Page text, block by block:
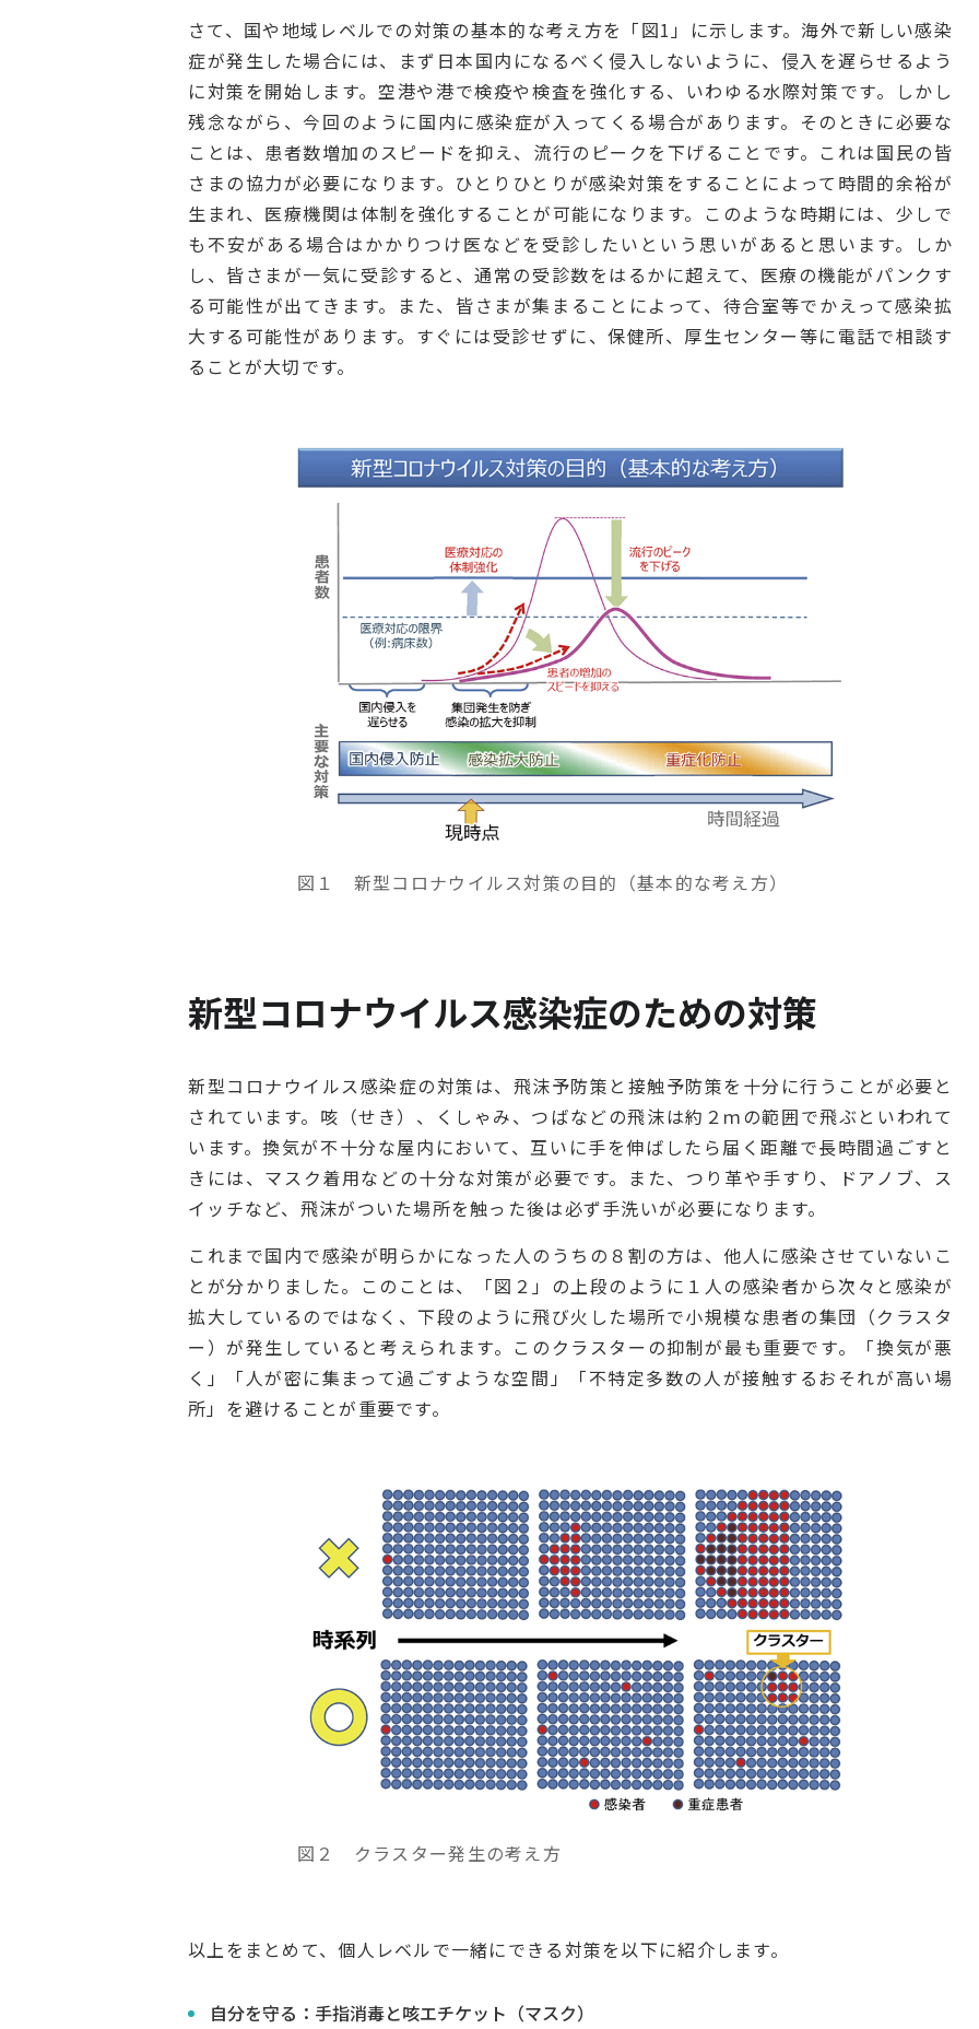
さて、国や地域レベルでの対策の基本的な考え方を「図1」に示します。海外で新しい感染
症が発生した場合には、まず日本国内になるべく侵入しないように、侵入を遅らせるよう
に対策を開始します。空港や港で検疫や検査を強化する、いわゆる水際対策です。しかし
残念ながら、今回のように国内に感染症が入ってくる場合があります。そのときに必要な
ことは、患者数増加のスピードを抑え、流行のピークを下げることです。これは国民の皆
さまの協力が必要になります。ひとりひとりが感染対策をすることによって時間的余裕が
生まれ、医療機関は体制を強化することが可能になります。このような時期には、少しで
も不安がある場合はかかりつけ医などを受診したいという思いがあると思います。しか
し、皆さまが一気に受診すると、通常の受診数をはるかに超えて、医療の機能がパンクす
る可能性が出てきます。また、皆さまが集まることによって、待合室等でかえって感染拡
大する可能性があります。すぐには受診せずに、保健所、厚生センター等に電話で相談す
ることが大切です。
図１ 新型コロナウイルス対策の目的（基本的な考え方）
新型コロナウイルス感染症のための対策
新型コロナウイルス感染症の対策は、飛沫予防策と接触予防策を十分に行うことが必要と
されています。咳（せき）、くしゃみ、つばなどの飛沫は約２ｍの範囲で飛ぶといわれて
います。換気が不十分な屋内において、互いに手を伸ばしたら届く距離で長時間過ごすと
きには、マスク着用などの十分な対策が必要です。また、つり革や手すり、ドアノブ、ス
イッチなど、飛沫がついた場所を触った後は必ず手洗いが必要になります。
これまで国内で感染が明らかになった人のうちの８割の方は、他人に感染させていないこ
とが分かりました。このことは、「図２」の上段のように１人の感染者から次々と感染が
拡大しているのではなく、下段のように飛び火した場所で小規模な患者の集団（クラスタ
ー）が発生していると考えられます。このクラスターの抑制が最も重要です。「換気が悪
く」「人が密に集まって過ごすような空間」「不特定多数の人が接触するおそれが高い場
所」を避けることが重要です。
図２ クラスター発生の考え方
以上をまとめて、個人レベルで一緒にできる対策を以下に紹介します。
自分を守る：手指消毒と咳エチケット（マスク）